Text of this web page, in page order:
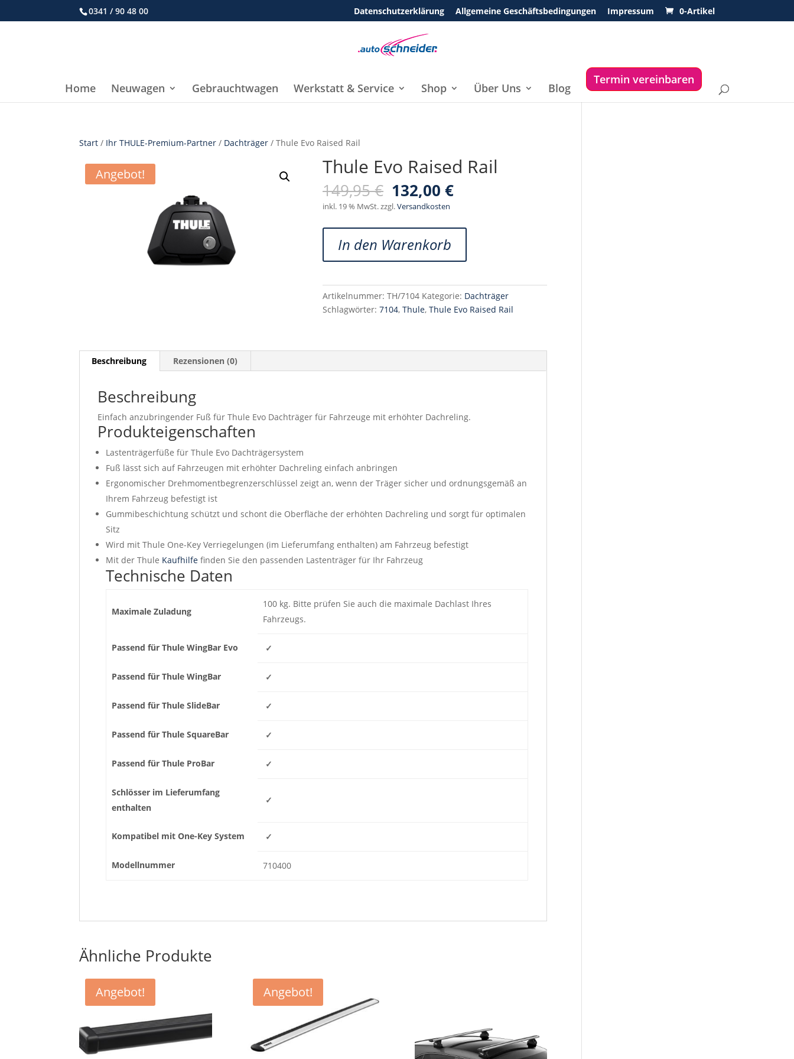
0341 / 90 48 00 Datenschutzerklärung Allgemeine Geschäftsbedingungen Impressum 0-Artikel
Home Neuwagen Gebrauchtwagen Werkstatt & Service Shop Über Uns Blog
Termin vereinbaren
Start / Ihr THULE-Premium-Partner / Dachträger / Thule Evo Raised Rail
Angebot! Thule Evo Raised Rail
149,95€ Ursprünglicher
Preis
war:
149,95 €
132,00€Aktueller
132,00 €.
inkl. 19 % MwSt.zzgl.Versandkosten
Raised
Menge
In den Warenkorb
Artikelnummer:TH/7104 Kategorie: Dachträger
Schlagwörter:7104,Thule,Thule Evo Raised Rail
Beschreibung Rezensionen (0)
Beschreibung
Einfach anzubringender Fuß für Thule Evo Dachträger für Fahrzeuge mit erhöhter Dachreling.
Produkteigenschaften
Lastenträgerfüße für Thule Evo Dachträgersystem
Fuß lässt sich auf Fahrzeugen mit erhöhter Dachreling einfach anbringen
Ergonomischer Drehmomentbegrenzerschlüssel zeigt an, wenn der Träger sicher und ordnungsgemäß an
Ihrem Fahrzeug befestigt ist
Gummibeschichtung schützt und schont die Oberfläche der erhöhten Dachreling und sorgt für optimalen
Sitz
Wird mit Thule One-Key Verriegelungen (im Lieferumfang enthalten) am Fahrzeug befestigt
Mit der Thule Kaufhilfe finden Sie den passenden Lastenträger für Ihr Fahrzeug
Technische Daten
Maximale Zuladung
100 kg. Bitte prüfen Sie auch die maximale Dachlast Ihres
Fahrzeugs.
Passend für Thule WingBar Evo ✓
Passend für Thule WingBar ✓
Passend für Thule SlideBar ✓
Passend für Thule SquareBar ✓
Passend für Thule ProBar ✓
Schlösser im Lieferumfang
enthalten
✓
Kompatibel mit One-Key System ✓
Modellnummer 710400
Ähnliche Produkte
Angebot! Angebot!